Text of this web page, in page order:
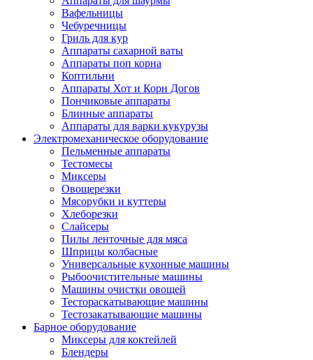
Вафельницы
Чебуречницы
Гриль для кур
Аппараты сахарной ваты
Аппараты поп корна
Коптильни
Аппараты Хот и Корн Догов
Пончиковые аппараты
Блинные аппараты
Аппараты для варки кукурузы
Электромеханическое оборудование
Пельменные аппараты
Тестомесы
Миксеры
Овощерезки
Мясорубки и куттеры
Хлеборезки
Слайсеры
Пилы ленточные для мяса
Шприцы колбасные
Универсальные кухонные машины
Рыбоочистительные машины
Машины очистки овощей
Тестораскатывающие машины
Тестозакатывающие машины
Барное оборудование
Миксеры для коктейлей
Блендеры